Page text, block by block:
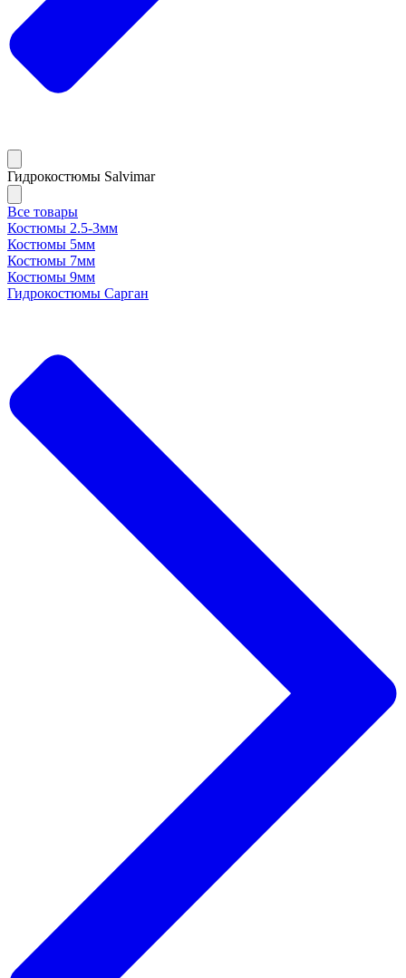
Гидрокостюмы Salvimar
Все товары
Костюмы 2.5-3мм
Костюмы 5мм
Костюмы 7мм
Костюмы 9мм
Гидрокостюмы Сарган